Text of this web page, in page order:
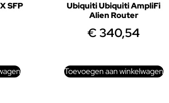
SFP
Ubiquiti Ubiquiti AmpliFi
Alien Router
€340,54
Toevoegen aan winkelwagen